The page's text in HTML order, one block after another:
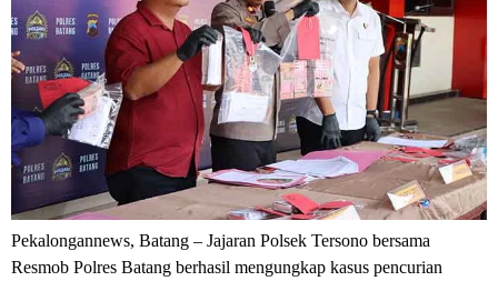
Pekalongannews, Batang – Jajaran Polsek Tersono bersama
Resmob Polres Batang berhasil mengungkap kasus pencurian